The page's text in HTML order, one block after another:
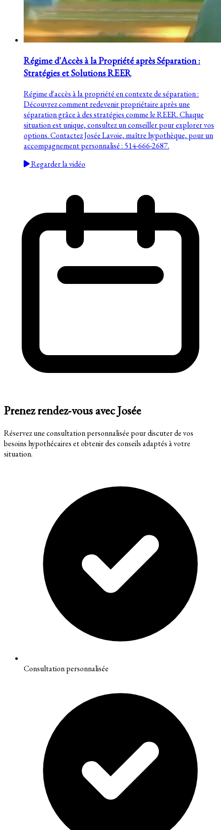
Régime d'Accès à la Propriété après Séparation :
Stratégies et Solutions REER
Régime d'accès à la propriété en contexte de séparation :
Découvrez comment redevenir propriétaire après une
séparation grâce à des stratégies comme le REER. Chaque
situation est unique, consultez un conseiller pour explorer vos
options. Contactez Josée Lavoie, maître hypothèque, pour un
accompagnement personnalisé : 514-666-2687.
Regarder la vidéo
Prenez rendez-vous avec Josée
Réservez une consultation personnalisée pour discuter de vos
besoins hypothécaires et obtenir des conseils adaptés à votre
situation.
Consultation personnalisée